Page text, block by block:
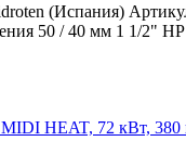
(Испания)
50 / 40 мм 1 1/2"